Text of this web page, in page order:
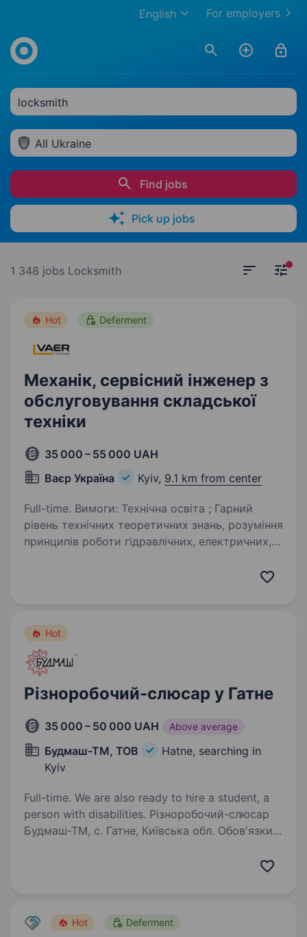
For employers
English
locksmith
All Ukraine
Find jobs
Pick up jobs
1 348 jobs Locksmith
Hot Deferment
Механік, сервісний інженер з
обслуговування складської
техніки
35 000 – 55 000 UAH
Ваєр Україна
Kyiv, 9.1 km from center
Full-time. Вимоги: Технічна освіта ; Гарний
рівень технічних теоретичних знань, розуміння
принципів роботи гідравлічних, електричних,
Hot
Різноробочий-слюсар у Гатне
35 000 – 50 000 UAH Above average
Будмаш-ТМ, ТОВ
Hatne, searching in
Kyiv
Full-time. We are also ready to hire a student, a
person with disabilities. Різноробочий-слюсар
Будмаш-ТМ, с. Гатне, Київська обл. Обовʼязки:
Завантаження та вивантаження матеріалів і
Hot Deferment